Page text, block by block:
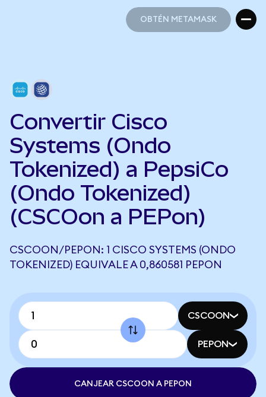
OBTÉN METAMASK
Convertir Cisco
Systems (Ondo
Tokenized) a PepsiCo
(Ondo Tokenized)
(CSCOon a PEPon)
CSCOON/PEPON: 1 CISCO SYSTEMS (ONDO
TOKENIZED) EQUIVALE A 0,860581 PEPON
CSCOON
PEPON
CANJEAR CSCOON A PEPON